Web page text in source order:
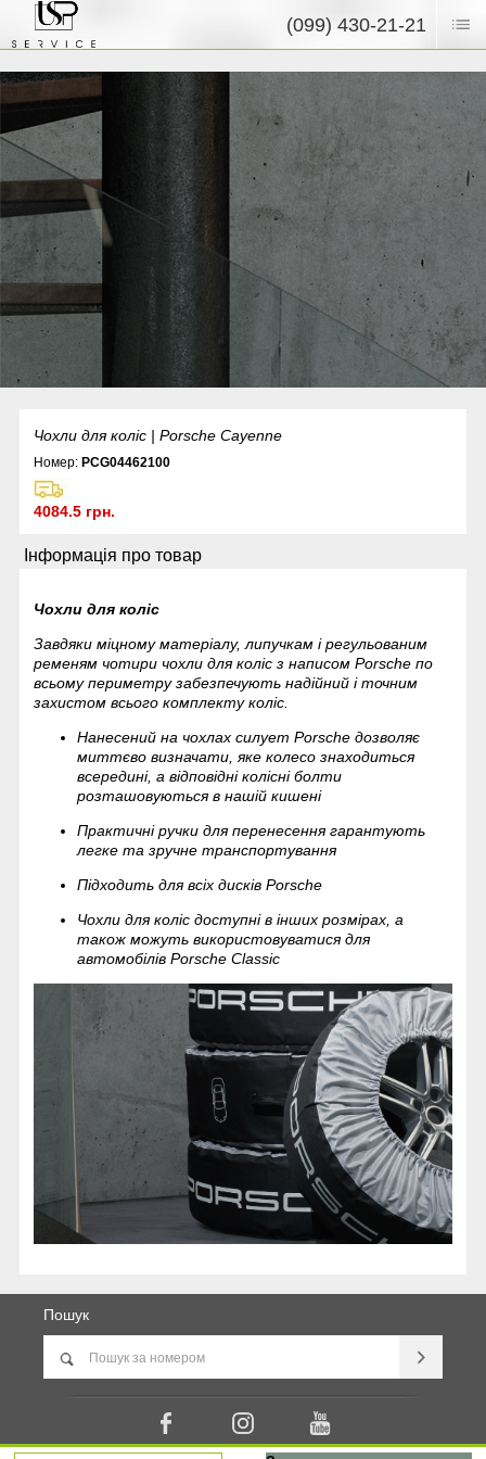
(099) 430-21-21
Чохли для коліс | Porsche Cayenne
Номер:PCG04462100
4084.5 грн.
Інформація про товар
Чохли для коліс
Завдяки міцному матеріалу, липучкам і регульованим
ременям чотири чохли для коліс з написом Porsche по
всьому периметру забезпечують надійний і точним
захистом всього комплекту коліс.
Нанесений на чохлах силует Porsche дозволяє
миттєво визначати, яке колесо знаходиться
всередині, а відповідні колісні болти
розташовуються в нашій кишені
Практичні ручки для перенесення гарантують
легке та зручне транспортування
Підходить для всіх дисків Porsche
Чохли для коліс доступні в інших розмірах, а
також можуть використовуватися для
автомобілів Porsche Classic
Пошук